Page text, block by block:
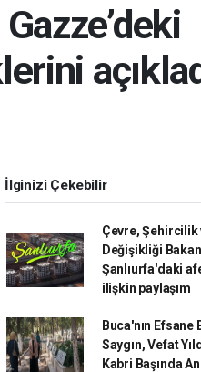
İlginizi Çekebilir
Çevre, Şehircilik
Değişikliği
Şanlıurfa'daki
ilişkin paylaşım
Buca'nın Efsane
Saygın, Vefat
Kabri Başında